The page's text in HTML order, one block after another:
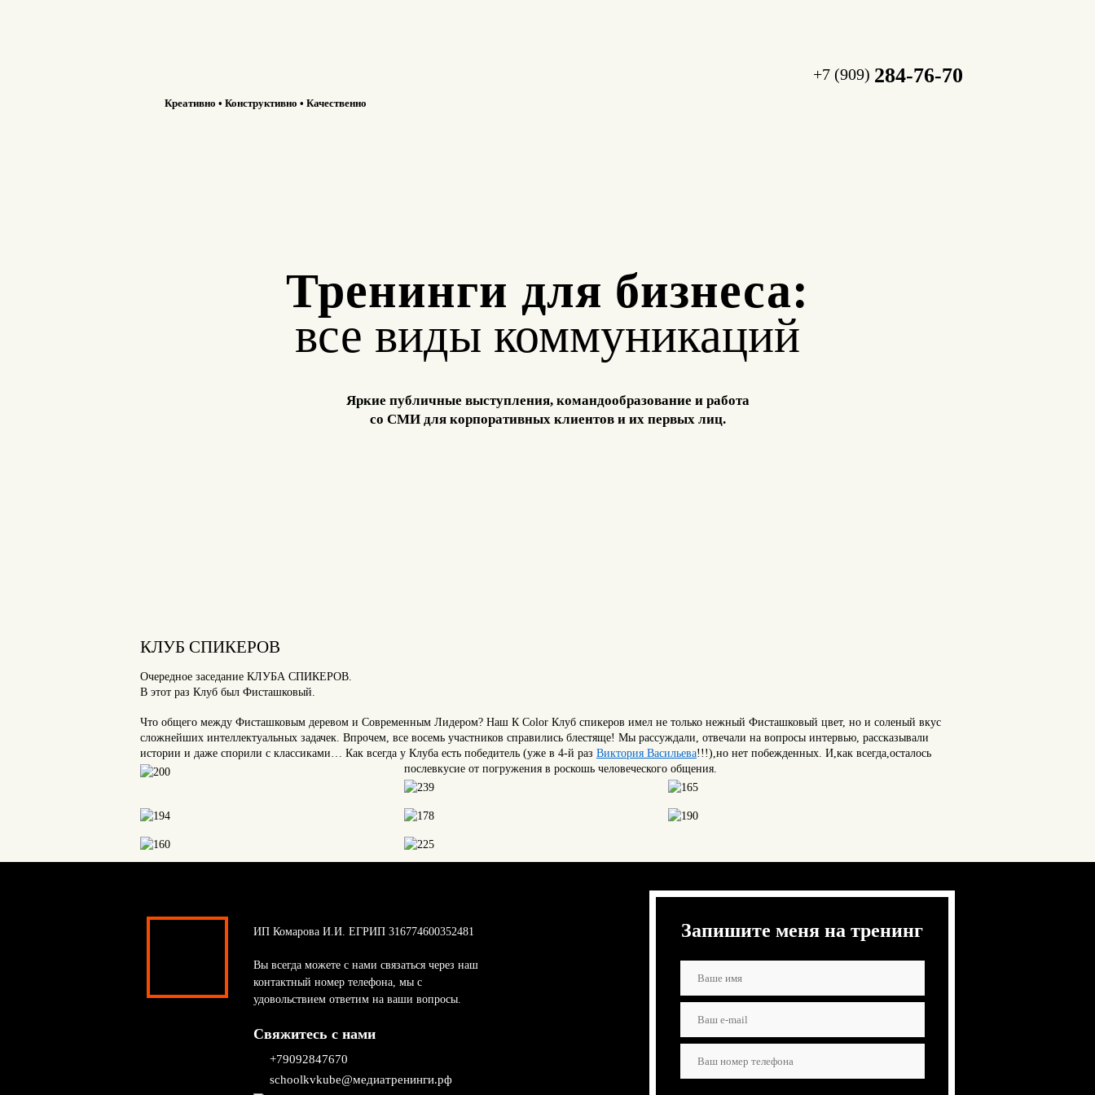
Креативно • Конструктивно • Качественно
+7 (909) 284-76-70
Тренинги для бизнеса:
все виды коммуникаций
Яркие публичные выступления, командообразование и работа
со СМИ для корпоративных клиентов и их первых лиц.
КЛУБ СПИКЕРОВ
Очередное заседание КЛУБА СПИКЕРОВ.
В этот раз Клуб был Фисташковый.
Что общего между Фисташковым деревом и Современным Лидером? Наш К Color Клуб спикеров имел не только нежный Фисташковый цвет, но и соленый вкус
сложнейших интеллектуальных задачек. Впрочем, все восемь участников справились блестяще! Мы рассуждали, отвечали на вопросы интервью, рассказывали
истории и даже спорили с классиками… Как всегда у Клуба есть победитель (уже в 4-й раз Виктория Васильева!!!),но нет побежденных. И,как всегда,осталось
послевкусие от погружения в роскошь человеческого общения.
ИП Комарова И.И. ЕГРИП 316774600352481
Вы всегда можете с нами связаться через наш
контактный номер телефона, мы с
удовольствием ответим на ваши вопросы.
Свяжитесь с нами
+79092847670
schoolkvkube@медиатренинги.рф
Запишите меня на тренинг